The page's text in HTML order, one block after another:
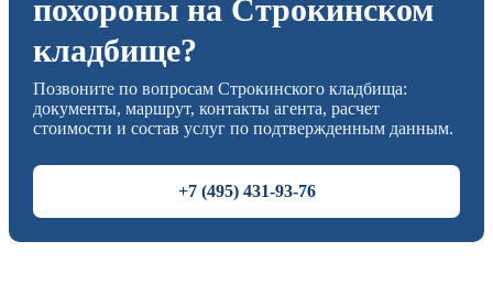
похороны на Строкинском
кладбище?
Позвоните по вопросам Строкинского кладбища:
документы, маршрут, контакты агента, расчет
стоимости и состав услуг по подтвержденным данным.
+7 (495) 431-93-76